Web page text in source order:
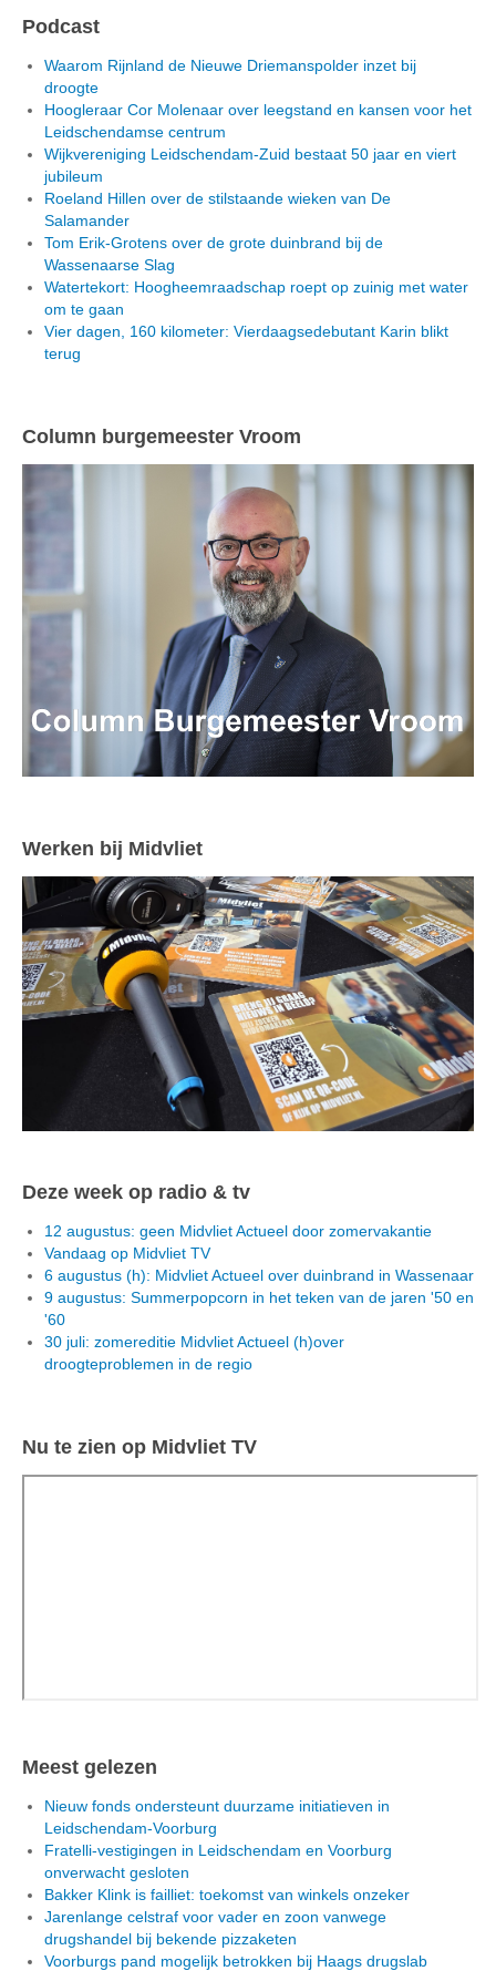
Podcast
Waarom Rijnland de Nieuwe Driemanspolder inzet bij
droogte
Hoogleraar Cor Molenaar over leegstand en kansen voor het
Leidschendamse centrum
Wijkvereniging Leidschendam-Zuid bestaat 50 jaar en viert
jubileum
Roeland Hillen over de stilstaande wieken van De
Salamander
Tom Erik-Grotens over de grote duinbrand bij de
Wassenaarse Slag
Watertekort: Hoogheemraadschap roept op zuinig met water
om te gaan
Vier dagen, 160 kilometer: Vierdaagsedebutant Karin blikt
terug
Column burgemeester Vroom
Werken bij Midvliet
Deze week op radio & tv
12 augustus: geen Midvliet Actueel door zomervakantie
Vandaag op Midvliet TV
6 augustus (h): Midvliet Actueel over duinbrand in Wassenaar
9 augustus: Summerpopcorn in het teken van de jaren '50 en
'60
30 juli: zomereditie Midvliet Actueel (h)over
droogteproblemen in de regio
Nu te zien op Midvliet TV
Meest gelezen
Nieuw fonds ondersteunt duurzame initiatieven in
Leidschendam-Voorburg
Fratelli-vestigingen in Leidschendam en Voorburg
onverwacht gesloten
Bakker Klink is failliet: toekomst van winkels onzeker
Jarenlange celstraf voor vader en zoon vanwege
drugshandel bij bekende pizzaketen
Voorburgs pand mogelijk betrokken bij Haags drugslab